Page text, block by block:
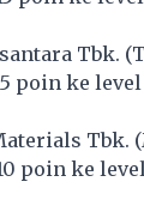
Tbk. (
poin ke
Tbk. (
poin ke